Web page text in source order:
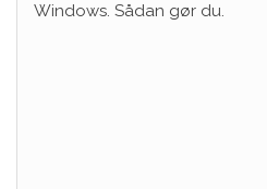
Windows. Sådan gør du.